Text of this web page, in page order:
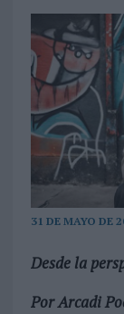
31 DE MAYO DE
Desde la
Por Arcadi